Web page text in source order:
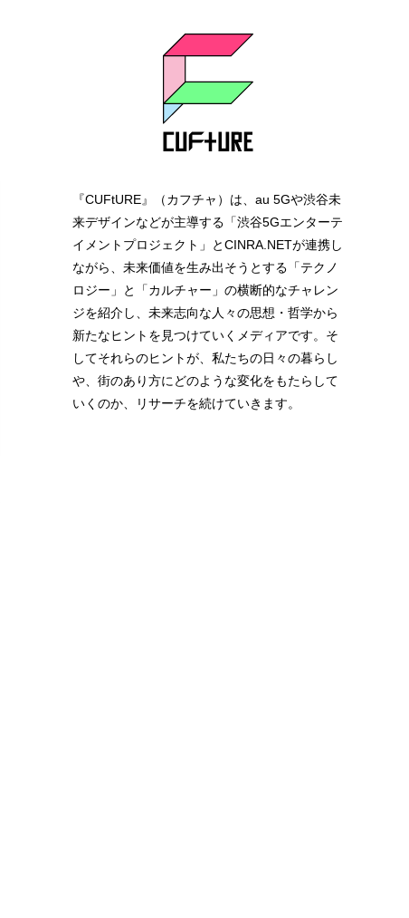
『CUFtURE』（カフチャ）は、au 5Gや渋谷未
来デザインなどが主導する「渋谷5Gエンターテ
イメントプロジェクト」とCINRA.NETが連携し
ながら、未来価値を生み出そうとする「テクノ
ロジー」と「カルチャー」の横断的なチャレン
ジを紹介し、未来志向な人々の思想・哲学から
新たなヒントを見つけていくメディアです。そ
してそれらのヒントが、私たちの日々の暮らし
や、街のあり方にどのような変化をもたらして
いくのか、リサーチを続けていきます。